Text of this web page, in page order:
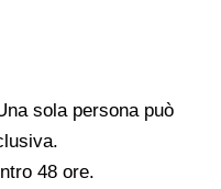
sola persona può
48 ore.